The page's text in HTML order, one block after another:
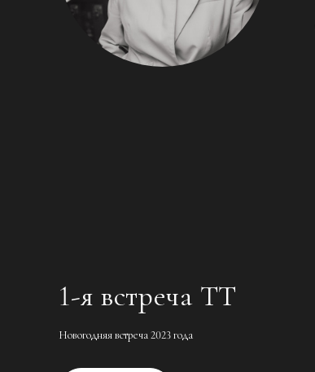
1-я встреча TT
Новогодняя встреча 2023 года